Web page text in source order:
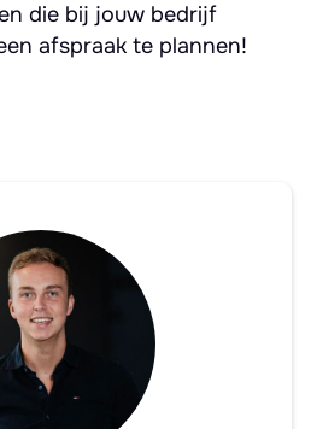
die bij jouw bedrijf
afspraak te plannen!